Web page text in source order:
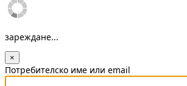
зареждане...
×
Потребителско име или email